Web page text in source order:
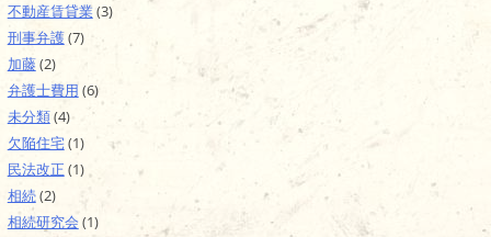
不動産賃貸業 (3)
刑事弁護(7)
加藤(2)
弁護士費用 (6)
未分類(4)
欠陥住宅(1)
民法改正 (1)
相続(2)
相続研究会 (1)